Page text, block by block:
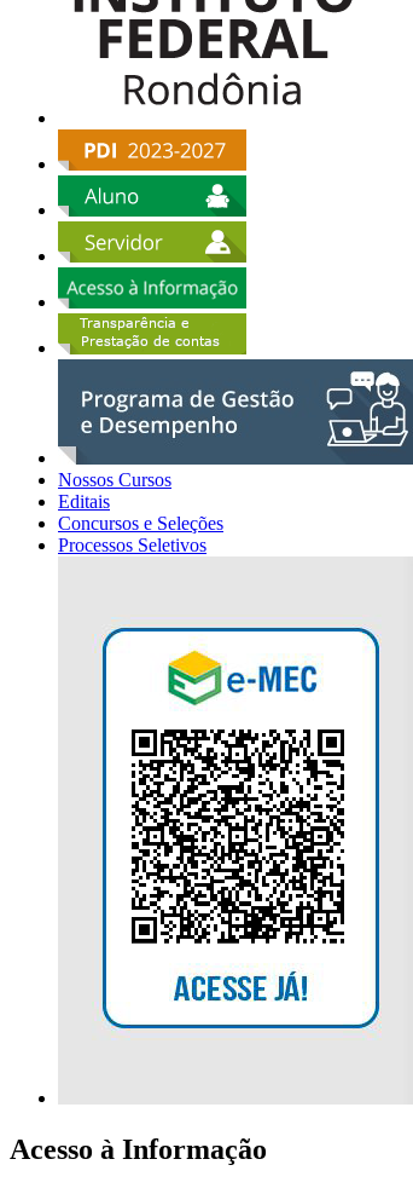
Nossos Cursos
Editais
Concursos e Seleções
Processos Seletivos
Acesso à Informação